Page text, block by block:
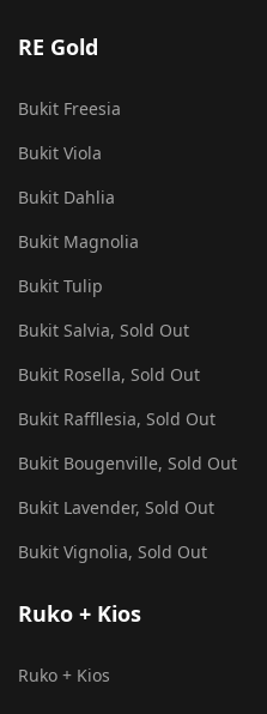
RE Gold
Bukit Freesia
Bukit Viola
Bukit Dahlia
Bukit Magnolia
Bukit Tulip
Bukit Salvia, Sold Out
Bukit Rosella, Sold Out
Bukit Raffllesia, Sold Out
Bukit Bougenville, Sold Out
Bukit Lavender, Sold Out
Bukit Vignolia, Sold Out
Ruko + Kios
Ruko + Kios